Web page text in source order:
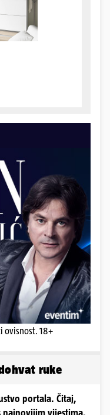
ovisnost. 18+
ruke
portala. Čitaj,
vijestima.